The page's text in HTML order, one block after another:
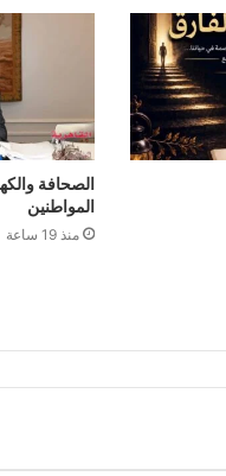
الصحافة
المواطنين
منذ 19 ساعة